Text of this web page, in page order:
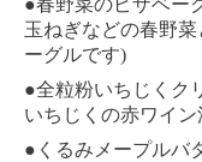
●春野菜のピザベー
玉ねぎなどの春野
ーグルです)
●全粒粉いちじくク
いちじくの赤ワイ
● くるみメープルバ